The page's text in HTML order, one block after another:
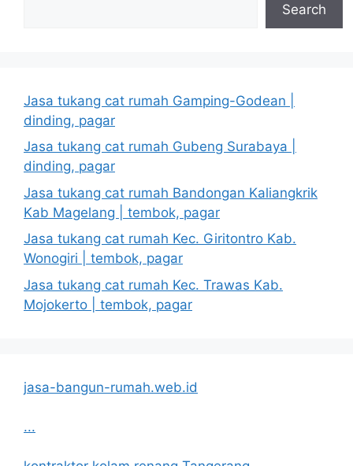
Search
Jasa tukang cat rumah Gamping-Godean |
dinding, pagar
Jasa tukang cat rumah Gubeng Surabaya |
dinding, pagar
Jasa tukang cat rumah Bandongan Kaliangkrik
Kab Magelang | tembok, pagar
Jasa tukang cat rumah Kec. Giritontro Kab.
Wonogiri | tembok, pagar
Jasa tukang cat rumah Kec. Trawas Kab.
Mojokerto | tembok, pagar
jasa-bangun-rumah.web.id
...